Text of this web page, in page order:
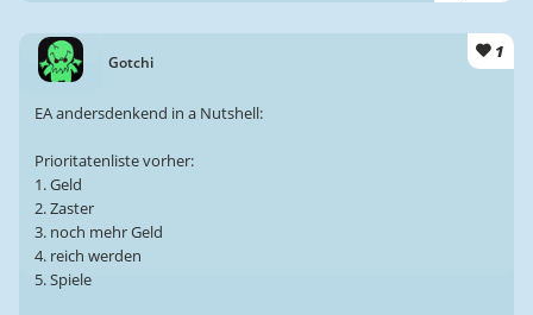
Gotchi
1
EA andersdenkend in a Nutshell:
Prioritatenliste vorher:
1. Geld
2. Zaster
3. noch mehr Geld
4. reich werden
5. Spiele